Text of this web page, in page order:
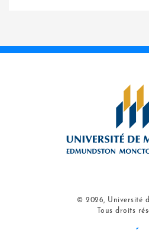
© 2026, Université
Tous droits